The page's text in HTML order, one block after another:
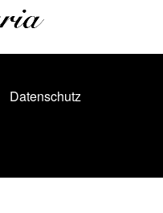
Datenschutz